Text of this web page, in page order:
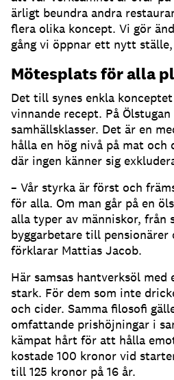
ärligt beundra andra
flera olika koncept. Vi gör
gång vi öppnar ett nytt
Mötesplats för alla
Det till synes enkla
vinnande recept. På
samhällsklasser. Det är en
hålla en hög nivå på mat
där ingen känner sig
– Vår styrka är först och
för alla. Om man går på en
alla typer av människor, från
byggarbetare till pensionärer
förklarar Mattias Jacob.
Här samsas hantverksöl
stark. För dem som inte
och cider. Samma filosofi
omfattande prishöjningar i
kämpat hårt för att hålla
kostade 100 kronor vid
till 125 kronor på 16 år.